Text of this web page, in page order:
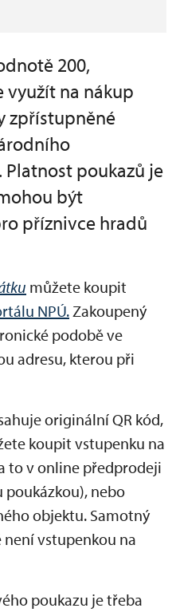
200,
využít na nákup
zpřístupněné
poukazů je
být
příznivce hradů
můžete koupit
NPÚ. Zakoupený
podobě ve
adresu, kterou při
originální QR kód,
koupit vstupenku na
to v online předprodeji
nebo
objektu. Samotný
vstupenkou na
poukazu je třeba